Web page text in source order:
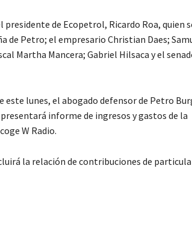
de Ecopetrol, Ricardo Roa, quien
de Petro; el empresario Christian Daes;
Martha Mancera; Gabriel Hilsaca y el
este lunes, el abogado defensor de Petro
informe de ingresos y gastos de la
W Radio.
la relación de contribuciones de